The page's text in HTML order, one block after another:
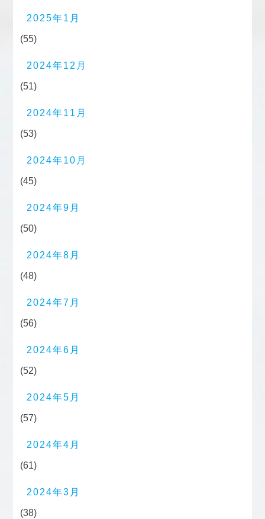
2025年1月
(55)
2024年12月
(51)
2024年11月
(53)
2024年10月
(45)
2024年9月
(50)
2024年8月
(48)
2024年7月
(56)
2024年6月
(52)
2024年5月
(57)
2024年4月
(61)
2024年3月
(38)